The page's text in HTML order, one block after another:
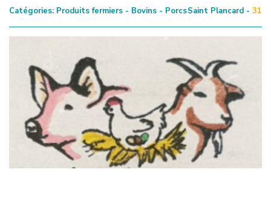
Catégories: Produits fermiers - Bovins - PorcsSaint Plancard - 31